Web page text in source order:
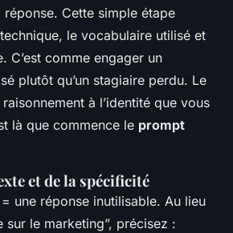
Cette simple étape
le vocabulaire utilisé et
C’est comme engager un
plutôt qu’un stagiaire perdu. Le
à l’identité que vous
là que commence le prompt
et de la spécificité
une réponse inutilisable. Au lieu
sur le marketing”, précisez :